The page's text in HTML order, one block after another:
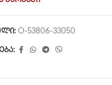
O-53806-33050